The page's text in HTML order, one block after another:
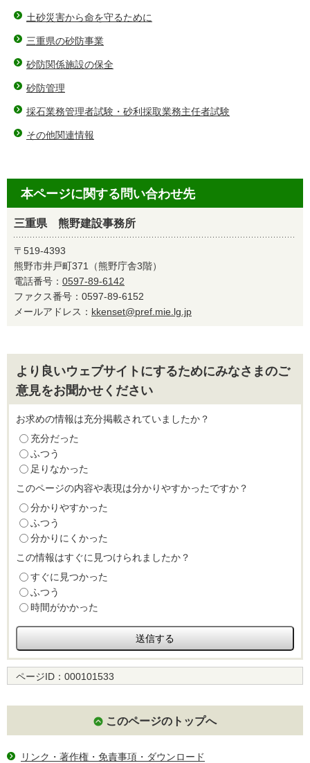
土砂災害から命を守るために
三重県の砂防事業
砂防関係施設の保全
砂防管理
採石業務管理者試験・砂利採取業務主任者試験
その他関連情報
本ページに関する問い合わせ先
三重県 熊野建設事務所
〒519-4393
熊野市井戸町371（熊野庁舎3階）
電話番号： 0597-89-6142
ファクス番号：0597-89-6152
メールアドレス： kkenset@pref.mie.lg.jp
より良いウェブサイトにするためにみなさまのご
意見をお聞かせください
お求めの情報は充分掲載されていましたか？
充分だった
ふつう
足りなかった
このページの内容や表現は分かりやすかったですか？
分かりやすかった
ふつう
分かりにくかった
この情報はすぐに見つけられましたか？
すぐに見つかった
ふつう
時間がかかった
ページID： 000101533
このページのトップへ
リンク・著作権・免責事項・ダウンロード